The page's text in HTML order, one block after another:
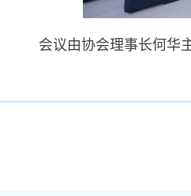
会议由协会理事长何华